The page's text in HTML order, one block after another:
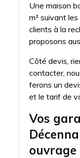
Une maison
m² suivant
clients à la
proposons
Côté devis,
contacter,
ferons un
et le tarif de
Vos